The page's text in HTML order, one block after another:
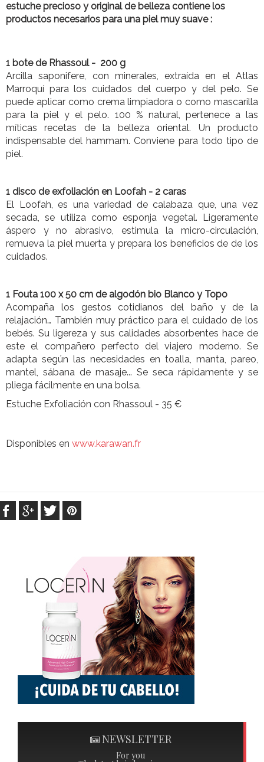
estuche precioso y original de belleza contiene los
productos necesarios para una piel muy suave :
1 bote de Rhassoul - 200 g
Arcilla saponifere, con minerales, extraída en el Atlas
Marroquí para los cuidados del cuerpo y del pelo. Se
puede aplicar como crema limpiadora o como mascarilla
para la piel y el pelo. 100 % natural, pertenece a las
míticas recetas de la belleza oriental. Un producto
indispensable del hammam. Conviene para todo tipo de
piel.
1 disco de exfoliación en Loofah - 2 caras
El Loofah, es una variedad de calabaza que, una vez
secada, se utiliza como esponja vegetal. Ligeramente
áspero y no abrasivo, estimula la micro-circulación,
remueva la piel muerta y prepara los beneficios de de los
cuidados.
1 Fouta 100 x 50 cm de algodón bio Blanco y Topo
Acompaña los gestos cotidianos del baño y de la
relajación… También muy práctico para el cuidado de los
bebés. Su ligereza y sus calidades absorbentes hace de
este el compañero perfecto del viajero moderno. Se
adapta según las necesidades en toalla, manta, pareo,
mantel, sábana de masaje... Se seca rápidamente y se
pliega fácilmente en una bolsa.
Estuche Exfoliación con Rhassoul - 35 €
Disponibles en www.karawan.fr
NEWSLETTER
For you